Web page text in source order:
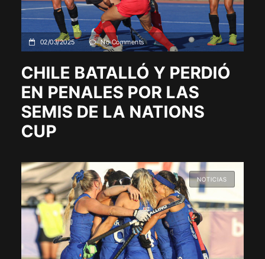
02/03/2025 No Comments
CHILE BATALLÓ Y PERDIÓ
EN PENALES POR LAS
SEMIS DE LA NATIONS
CUP
NOTICIAS